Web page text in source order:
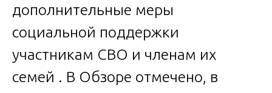
дополнительные меры
социальной поддержки
участникам СВО и членам их
семей . В Обзоре отмечено, в